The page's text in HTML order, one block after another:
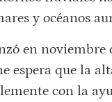
y océanos
en
espera que la
con la